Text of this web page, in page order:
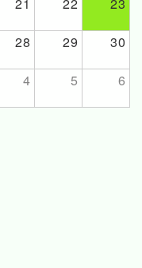
28 29 30
4 5 6